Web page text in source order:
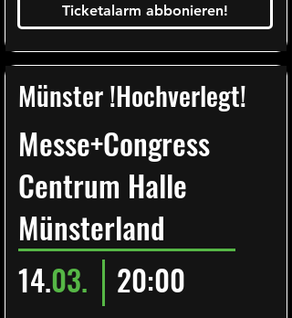
Ticketalarm abbonieren!
Münster !Hochverlegt!
Messe+Congress
Centrum Halle
Münsterland
14.03. 20:00